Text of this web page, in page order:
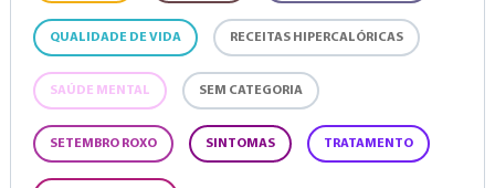
QUALIDADE DE VIDA RECEITAS HIPERCALÓRICAS
SAÚDE MENTAL SEM CATEGORIA
SETEMBRO ROXO SINTOMAS TRATAMENTO